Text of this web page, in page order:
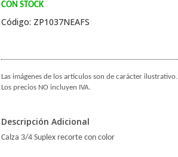
CON STOCK
Código: ZP1037NEAFS
Las imágenes de los artículos son de carácter ilustrativo.
Los precios NO incluyen IVA.
Descripción Adicional
Calza 3/4 Suplex recorte con color